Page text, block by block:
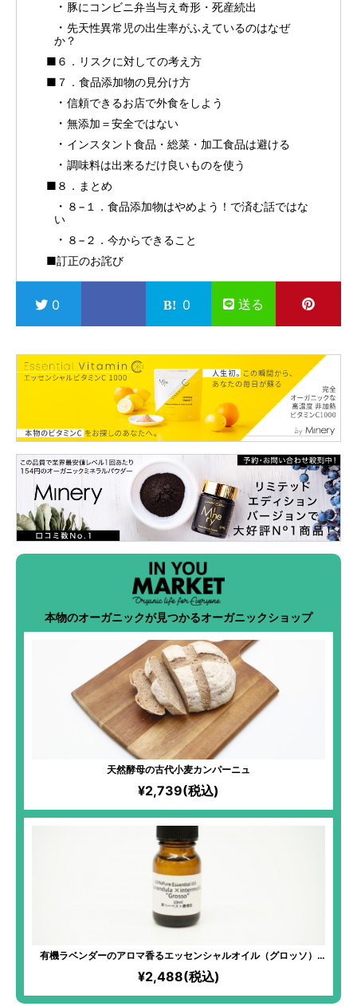
豚にコンビニ弁当与え奇形・死産続出
先天性異常児の出生率がふえているのはなぜ
か？
■６．リスクに対しての考え方
■７．食品添加物の見分け方
信頼できるお店で外食をしよう
無添加＝安全ではない
インスタント食品・総菜・加工食品は避ける
調味料は出来るだけ良いものを使う
■８．まとめ
８−１．食品添加物はやめよう！で済む話ではな
い
８−２．今からできること
■訂正のお詫び
0 0 送る
本物のオーガニックが見つかるオーガニックショップ
天然酵母の古代小麦カンパーニュ
¥2,739(税込)
有機ラベンダーのアロマ香るエッセンシャルオイル（グロッソ）
10ml
¥2,488(税込)